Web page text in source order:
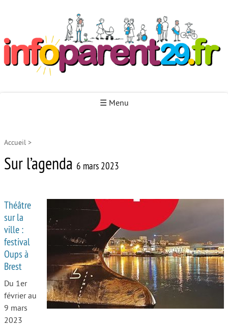
☰ Menu
Autour de la naissance
Autour de l’enfance
Autour de la jeunesse
Autour de l’école
Protéger les enfants
Face au handicap
Face au deuil
Accueil >
Sur l’agenda 6 mars 2023
Théâtre
sur la
ville :
festival
Oups à
Brest
Du 1er
février au
9 mars
2023